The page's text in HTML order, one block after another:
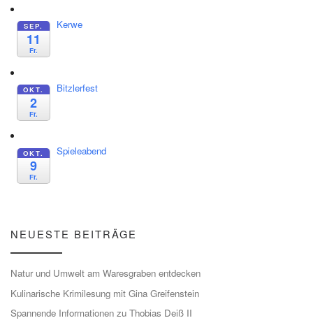
SEP.
11
Fr.
Kerwe
OKT.
2
Fr.
Bitzlerfest
OKT.
9
Fr.
Spieleabend
NEUESTE BEITRÄGE
Natur und Umwelt am Waresgraben entdecken
Kulinarische Krimilesung mit Gina Greifenstein
Spannende Informationen zu Thobias Deiß II